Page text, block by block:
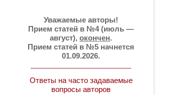
Уважаемые авторы!
Прием статей в №4 (июль —
август), окончен.
Прием статей в №5 начнется
01.09.2026.
Ответы на часто задаваемые
вопросы авторов